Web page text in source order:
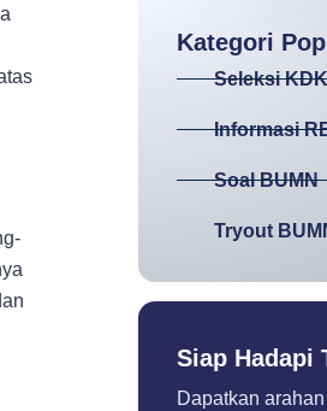
Kategori
Seleksi
Informasi
Soal BUMN
Tryout
Siap Hadapi
Dapatkan